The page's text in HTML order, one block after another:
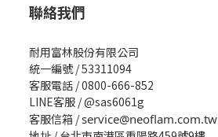
聯絡我們
耐用富林股份有限公司
統一編號 / 53311094
客服電話 / 0800-666-852
LINE客服 / @sas6061g
客服信箱 /service@neoflam.com.tw